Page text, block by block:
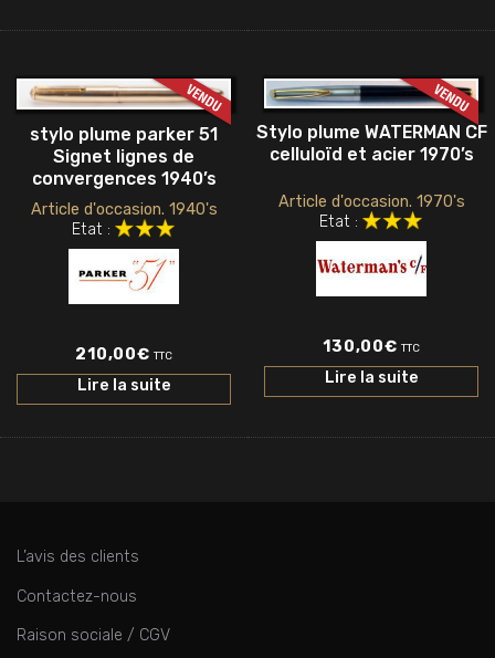
stylo plume parker 51
Signet lignes de
convergences 1940’s
Article d'occasion. 1940's
Etat :
210,00€ TTC
Lire la suite
Stylo plume WATERMAN CF
celluloïd et acier 1970’s
Article d'occasion. 1970's
Etat :
130,00€ TTC
Lire la suite
L’avis des clients
Contactez-nous
Raison sociale / CGV